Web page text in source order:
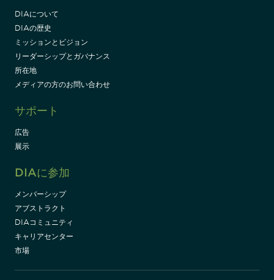
DIAについて
DIAの歴史
ミッションとビジョン
リーダーシップとガバナンス
所在地
メディアの方のお問い合わせ
サポート
広告
展示
DIAに参加
メンバーシップ
アブストラクト
DIAコミュニティ
キャリアセンター
市場